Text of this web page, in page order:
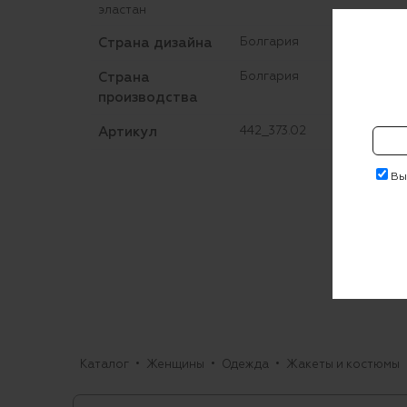
эластан
Страна дизайна Болгария
Страна
производства
Болгария
Артикул 442_373.02
Каталог Женщины Одежда Жакеты и костюмы